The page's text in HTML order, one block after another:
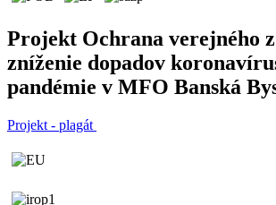
Projekt Ochrana verejného
zníženie dopadov
pandémie v MFO Banská
Projekt - plagát